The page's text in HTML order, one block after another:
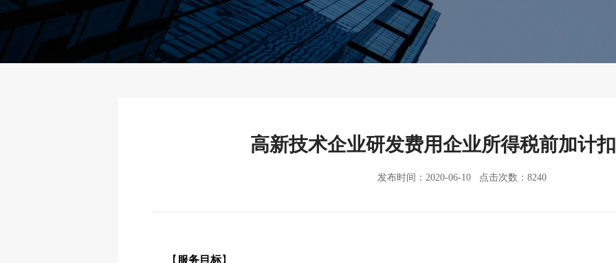
高新技术企业研发费用企业所得税前加计
发布时间：2020-06-10 点击次数：8240
【 服务目标】